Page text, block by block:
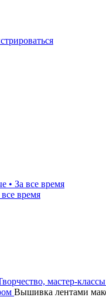
• За все время
время
мастер-классы
Вышивка лентами